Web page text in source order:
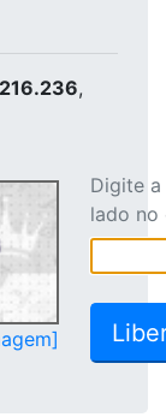
,
Digite
lado no